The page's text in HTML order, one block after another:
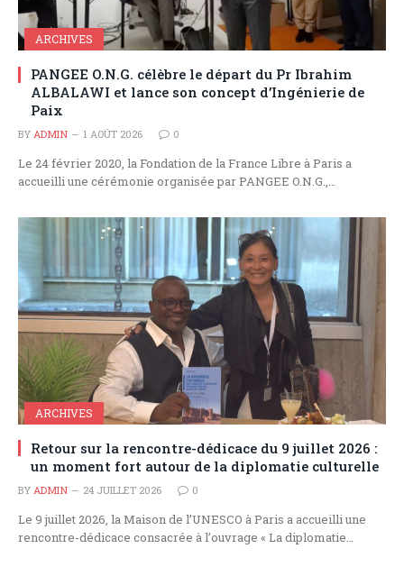
ARCHIVES
PANGEE O.N.G. célèbre le départ du Pr Ibrahim
ALBALAWI et lance son concept d’Ingénierie de
Paix
BY ADMIN 1 AOÛT 2026 0
Le 24 février 2020, la Fondation de la France Libre à Paris a
accueilli une cérémonie organisée par PANGEE O.N.G.,…
ARCHIVES
Retour sur la rencontre-dédicace du 9 juillet 2026 :
un moment fort autour de la diplomatie culturelle
BY ADMIN 24 JUILLET 2026 0
Le 9 juillet 2026, la Maison de l’UNESCO à Paris a accueilli une
rencontre-dédicace consacrée à l’ouvrage « La diplomatie…